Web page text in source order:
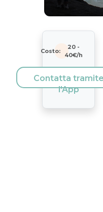
Costo:
20 -
40€/h
Contatta
l'App